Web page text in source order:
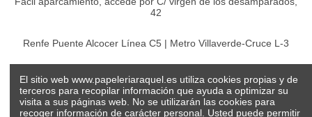
42
Renfe Puente Alcocer Línea C5 | Metro Villaverde-Cruce L-3
El sitio web www.papeleriaraquel.es utiliza cookies propias y de
terceros para recopilar información que ayuda a optimizar su
visita a sus páginas web. No se utilizarán las cookies para
recoger información de carácter personal. Usted puede permitir